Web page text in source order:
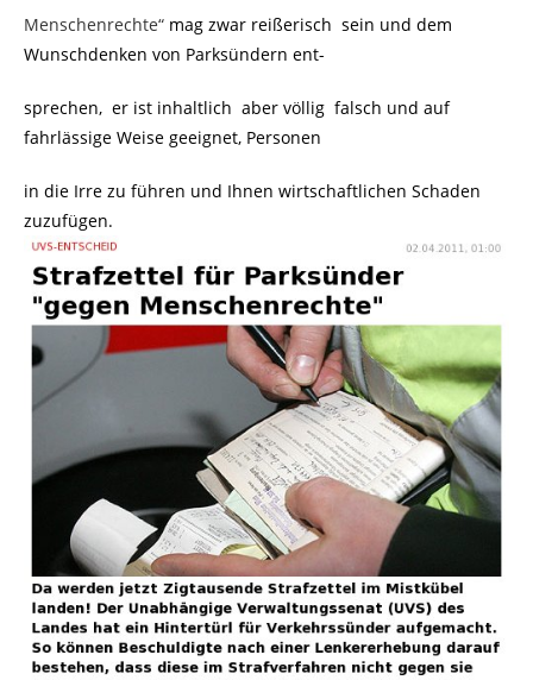
Menschenrechte“ mag zwar reißerisch sein und dem
Wunschdenken von Parksündern ent-
sprechen, er ist inhaltlich aber völlig falsch und auf
fahrlässige Weise geeignet, Personen
in die Irre zu führen und Ihnen wirtschaftlichen Schaden
zuzufügen.